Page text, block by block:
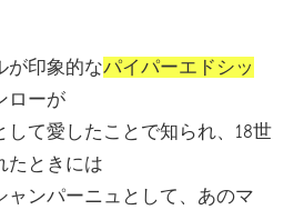
が印象的なパイパーエドシッ
ローが
して愛したことで知られ、18世
たときには
ャンパーニュとして、あのマ